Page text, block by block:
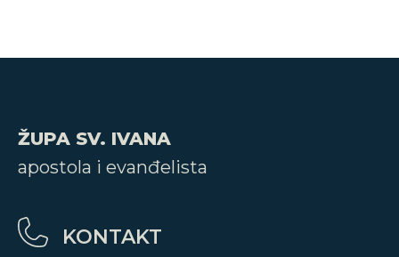
ŽUPA SV. IVANA
apostola i evanđelista
KONTAKT